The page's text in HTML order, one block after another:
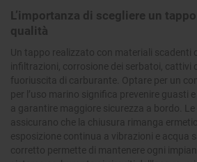
L’importanza di scegliere un
qualità
Un tappo realizzato con materiali scadenti
infiltrazioni, corrosione dei serbatoi, cattivi
fuoriuscita di carburante. Optare per un
per l’uso marino significa prevenire guasti
a garantire maggiore sicurezza a bordo.
assicurano che la chiusura rimanga
esposizione continua a vibrazioni e acqua
corretto permette di mantenere ogni